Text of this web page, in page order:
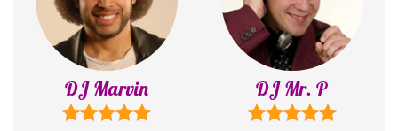
DJ Mr. P DJ Adrian